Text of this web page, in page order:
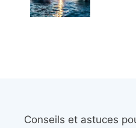
Conseils et astuces